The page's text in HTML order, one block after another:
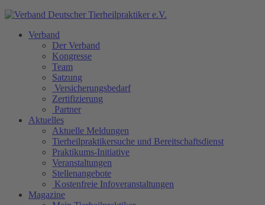
Verband
Der Verband
Kongresse
Team
Satzung
Versicherungsbedarf
Zertifizierung
Partner
Aktuelles
Aktuelle Meldungen
Tierheilpraktikersuche und Bereitschaftsdienst
Praktikums-Initiative
Veranstaltungen
Stellenangebote
Kostenfreie Infoveranstaltungen
Magazine